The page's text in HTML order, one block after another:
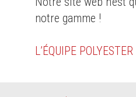
notre gamme !
L’ÉQUIPE